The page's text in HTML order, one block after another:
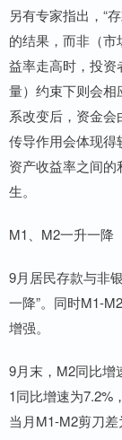
另有专家指出，“
的结果，而非（
益率走高时，投资
量）约束下则会相
系改变后，资金
传导作用会体现得
资产收益率之间的
生。
M1、M2一升一降
9月居民存款与非
一降”。同时M1-
增强。
9月末，M2同比增
1同比增速为7.2%
当月M1-M2剪刀差